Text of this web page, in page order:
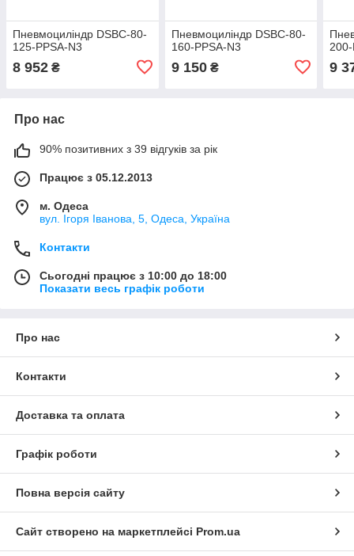
Пневмоциліндр DSBC-80-
125-PPSA-N3
8 952 ₴
Пневмоциліндр DSBC-80-
160-PPSA-N3
9 150₴ 9
Про нас
90% позитивних з 39 відгуків за рік
Працює з 05.12.2013
м. Одеса
вул. Ігоря Іванова, 5, Одеса, Україна
Контакти
Сьогодні працює з 10:00 до 18:00
Показати весь графік роботи
Про нас
Контакти
Доставка та оплата
Графік роботи
Повна версія сайту
Сайт створено на маркетплейсі Prom.ua